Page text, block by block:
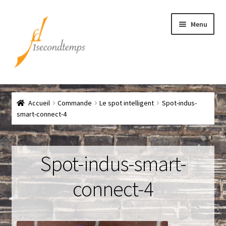
navigation
contenu
Menu
Accueil
Chef
CLICK & COLLECT
Conditions générales de vente
Contact
Couteaux
Accueil Commande Le spot intelligent
Spot-indus-
smart-connect-4
Spot-indus-smart-
connect-4